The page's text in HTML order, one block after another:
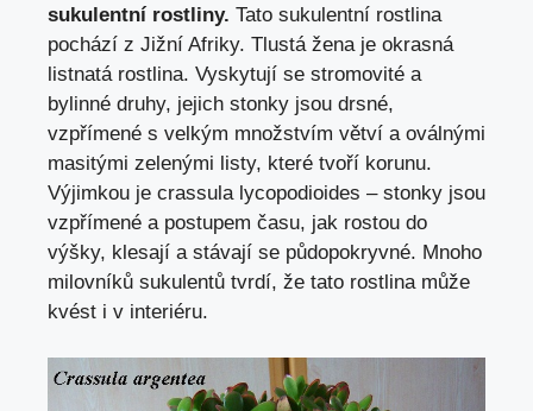
sukulentní rostliny. Tato sukulentní rostlina
pochází z Jižní Afriky. Tlustá žena je okrasná
listnatá rostlina. Vyskytují se stromovité a
bylinné druhy, jejich stonky jsou drsné,
vzpřímené s velkým množstvím větví a oválnými
masitými zelenými listy, které tvoří korunu.
Výjimkou je crassula lycopodioides – stonky jsou
vzpřímené a postupem času, jak rostou do
výšky, klesají a stávají se půdopokryvné. Mnoho
milovníků sukulentů tvrdí, že tato rostlina může
kvést i v interiéru.